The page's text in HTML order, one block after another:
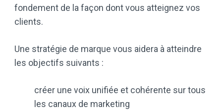
fondement de la façon dont vous atteignez vos
clients.
Une stratégie de marque vous aidera à atteindre
les objectifs suivants :
créer une voix unifiée et cohérente sur tous
les canaux de marketing